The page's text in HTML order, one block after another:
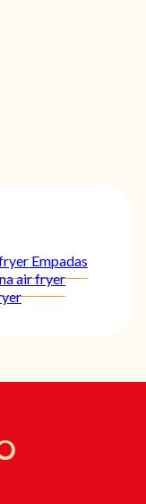
Empadas
air fryer